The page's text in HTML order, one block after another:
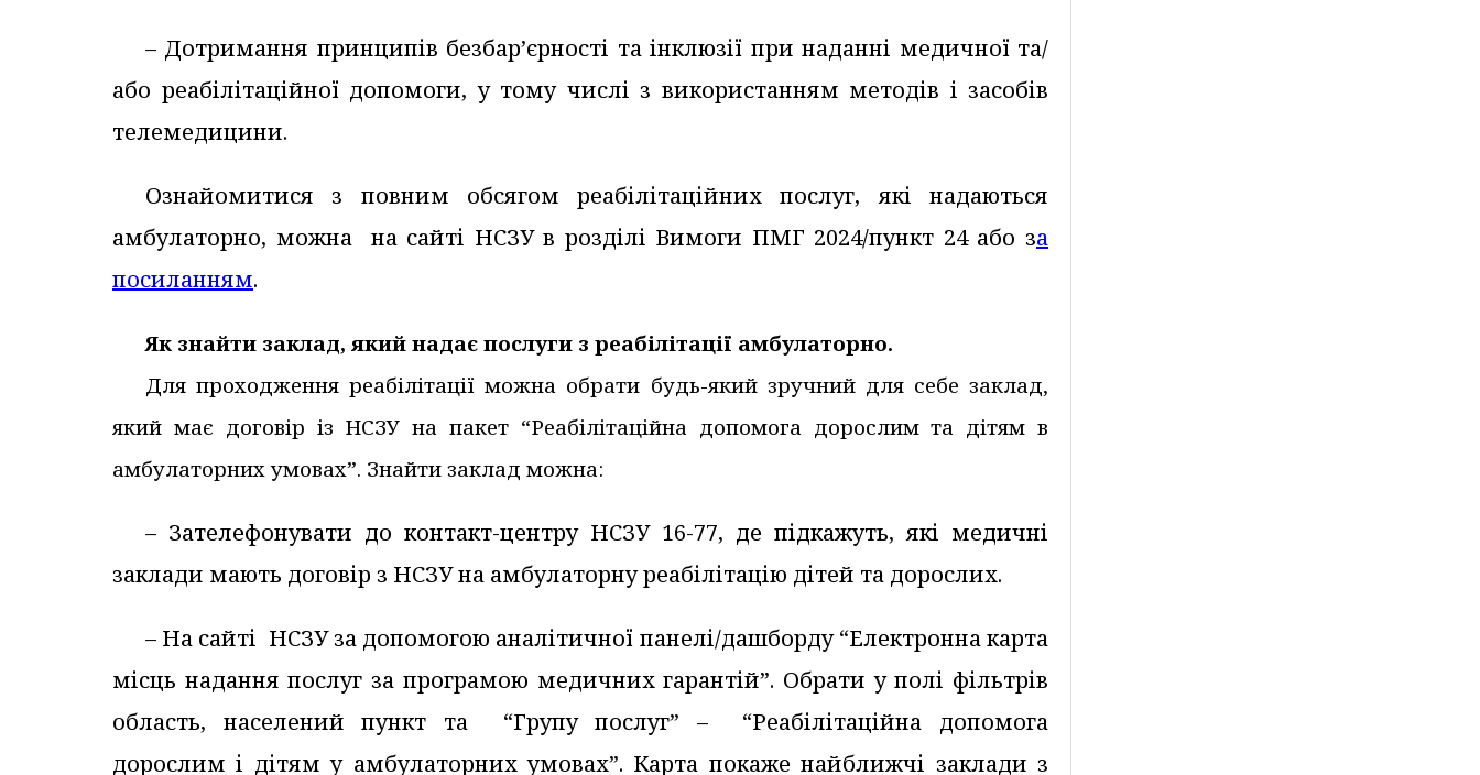
– Дотримання принципів безбар’єрності та інклюзії при наданні медичної та/
або реабілітаційної допомоги, у тому числі з використанням методів і засобів
телемедицини.
Ознайомитися з повним обсягом реабілітаційних послуг, які надаються
амбулаторно, можна на сайті НСЗУ в розділі Вимоги ПМГ 2024/пункт 24 або за
посиланням.
Як знайти заклад, який надає послуги з реабілітації амбулаторно.
Для проходження реабілітації можна обрати будь-який зручний для себе заклад,
який має договір із НСЗУ на пакет “Реабілітаційна допомога дорослим та дітям в
амбулаторних умовах”. Знайти заклад можна:
– Зателефонувати до контакт-центру НСЗУ 16-77, де підкажуть, які медичні
заклади мають договір з НСЗУ на амбулаторну реабілітацію дітей та дорослих.
– На сайті НСЗУ за допомогою аналітичної панелі/дашборду “Електронна карта
місць надання послуг за програмою медичних гарантій”. Обрати у полі фільтрів
область, населений пункт та “Групу послуг” – “Реабілітаційна допомога
дорослим і дітям у амбулаторних умовах”. Карта покаже найближчі заклади з